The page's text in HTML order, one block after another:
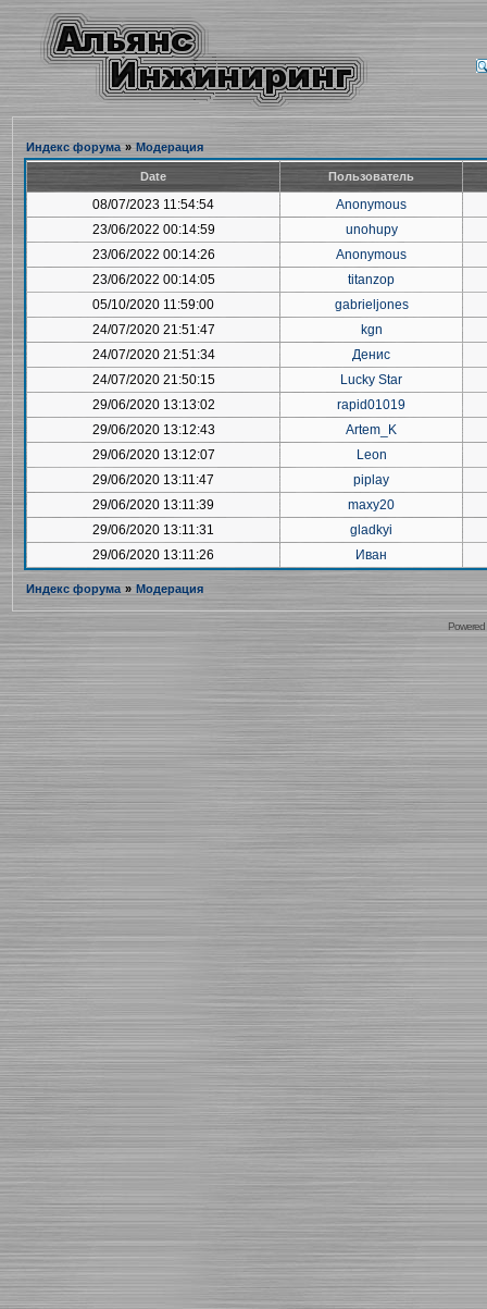
Индекс форума » Модерация
Date Пользователь
08/07/2023 11:54:54
Anonymous
23/06/2022 00:14:59
unohupy
23/06/2022 00:14:26
Anonymous
23/06/2022 00:14:05
titanzop
05/10/2020 11:59:00
gabrieljones
24/07/2020 21:51:47
kgn
24/07/2020 21:51:34
Денис
24/07/2020 21:50:15
Lucky Star
29/06/2020 13:13:02
rapid01019
29/06/2020 13:12:43
Artem_K
29/06/2020 13:12:07
Leon
29/06/2020 13:11:47
piplay
29/06/2020 13:11:39
maxy20
29/06/2020 13:11:31
gladkyi
29/06/2020 13:11:26
Иван
Индекс форума » Модерация